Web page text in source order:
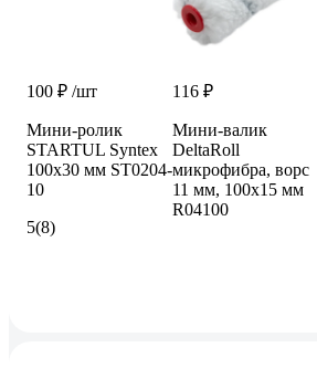
100 ₽ /шт
Мини-ролик
STARTUL Syntex
100x30 мм ST0204-
10
5(8)
116 ₽
Мини-валик
DeltaRoll
микрофибра, ворс
11 мм, 100х15 мм
R04100